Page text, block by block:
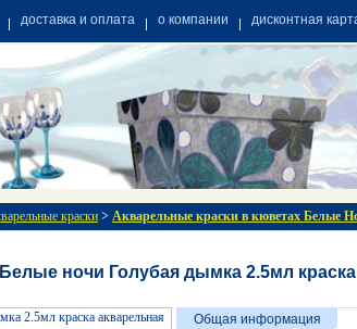
доставка и оплата о компании дисконтная
краски > Акварельные краски в кюветах Белые
Белые ночи Голубая дымка 2.5мл
Общая информация